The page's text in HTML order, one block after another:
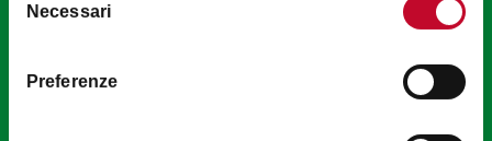
delNecessari
Preferenze
itinéraires et des histoires inédites sur